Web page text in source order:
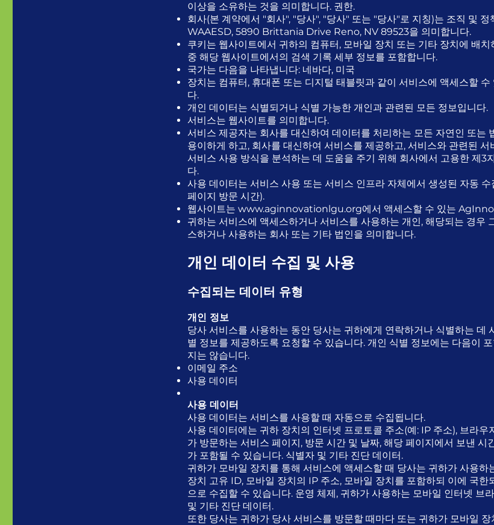
이상을 소유하는 것을 의미합니다. 권한.
회사(본 계약에서 "회사", "당사", "당사" 또는 "당사"로 지칭)는 조직 및
WAAESD, 5890 Brittania Drive Reno, NV 89523을 의미합니다.
쿠키는 웹사이트에서 귀하의 컴퓨터, 모바일 장치 또는 기타 장치에 배
중 해당 웹사이트에서의 검색 기록 세부 정보를 포함합니다.
국가는 다음을 나타냅니다: 네바다, 미국
장치는 컴퓨터, 휴대폰 또는 디지털 태블릿과 같이 서비스에 액세스할
다.
개인 데이터는 식별되거나 식별 가능한 개인과 관련된 모든 정보입니다.
서비스는 웹사이트를 의미합니다.
서비스 제공자는 회사를 대신하여 데이터를 처리하는 모든 자연인 또는
용이하게 하고, 회사를 대신하여 서비스를 제공하고, 서비스와 관련된
서비스 사용 방식을 분석하는 데 도움을 주기 위해 회사에서 고용한 제3
다.
사용 데이터는 서비스 사용 또는 서비스 인프라 자체에서 생성된 자동
페이지 방문 시간).
웹사이트는 www.aginnovationlgu.org에서 액세스할 수 있는
귀하는 서비스에 액세스하거나 서비스를 사용하는 개인, 해당되는 경우
스하거나 사용하는 회사 또는 기타 법인을 의미합니다.
개인 데이터 수집 및 사용
수집되는 데이터 유형
개인 정보
당사 서비스를 사용하는 동안 당사는 귀하에게 연락하거나 식별하는 데
별 정보를 제공하도록 요청할 수 있습니다. 개인 식별 정보에는 다음이
지는 않습니다.
이메일 주소
사용 데이터
사용 데이터
사용 데이터는 서비스를 사용할 때 자동으로 수집됩니다.
사용 데이터에는 귀하 장치의 인터넷 프로토콜 주소(예: IP 주소), 브라우
가 방문하는 서비스 페이지, 방문 시간 및 날짜, 해당 페이지에서 보낸 시
가 포함될 수 있습니다. 식별자 및 기타 진단 데이터.
귀하가 모바일 장치를 통해 서비스에 액세스할 때 당사는 귀하가 사용하
장치 고유 ID, 모바일 장치의 IP 주소, 모바일 장치를 포함하되 이에 국한
으로 수집할 수 있습니다. 운영 체제, 귀하가 사용하는 모바일 인터넷 브
및 기타 진단 데이터.
또한 당사는 귀하가 당사 서비스를 방문할 때마다 또는 귀하가 모바일